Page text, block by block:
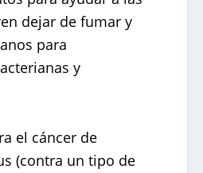
dejar de fumar y
para
y
el cáncer de
(contra un tipo de